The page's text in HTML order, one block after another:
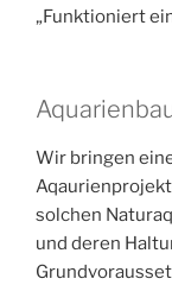
„Funktioniert
Wir bringen
solchen
und deren